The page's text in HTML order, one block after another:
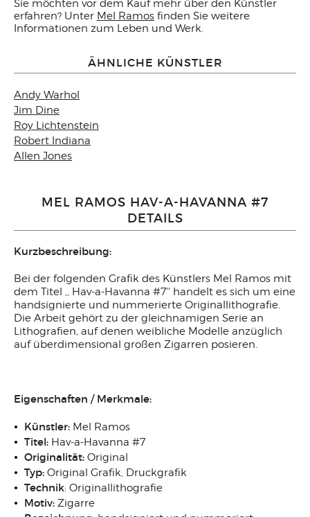
Sie möchten vor dem Kauf mehr über den Künstler
erfahren? Unter Mel Ramos finden Sie weitere
Informationen zum Leben und Werk.
ÄHNLICHE KÜNSTLER
Andy Warhol
Jim Dine
Roy Lichtenstein
Robert Indiana
Allen Jones
MEL RAMOS HAV-A-HAVANNA #7
DETAILS
Kurzbeschreibung:
Bei der folgenden Grafik des Künstlers Mel Ramos mit
dem Titel ,, Hav-a-Havanna #7'' handelt es sich um eine
handsignierte und nummerierte Originallithografie.
Die Arbeit gehört zu der gleichnamigen Serie an
Lithografien, auf denen weibliche Modelle anzüglich
auf überdimensional großen Zigarren posieren.
Eigenschaften / Merkmale:
Künstler: Mel Ramos
Titel: Hav-a-Havanna #7
Originalität: Original
Typ: Original Grafik, Druckgrafik
Technik: Originallithografie
Motiv: Zigarre